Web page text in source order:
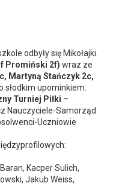
odbyły się Mikołajki.
Promiński 2f) wraz ze
Martyną Stańczyk 2c,
słodkim upominkiem.
Turniej Piłki –
Nauczyciele-Samorząd
Uczniowie
Kacper Sulich,
Jakub Weiss,